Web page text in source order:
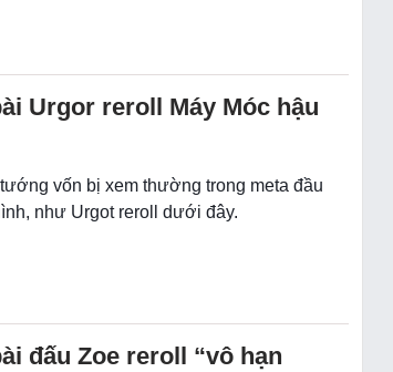
Urgor reroll Máy Móc hậu
vốn bị xem thường trong meta đầu
như Urgot reroll dưới đây.
đấu Zoe reroll “vô hạn